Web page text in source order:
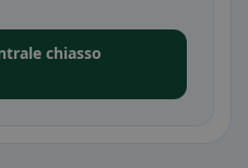
chiasso